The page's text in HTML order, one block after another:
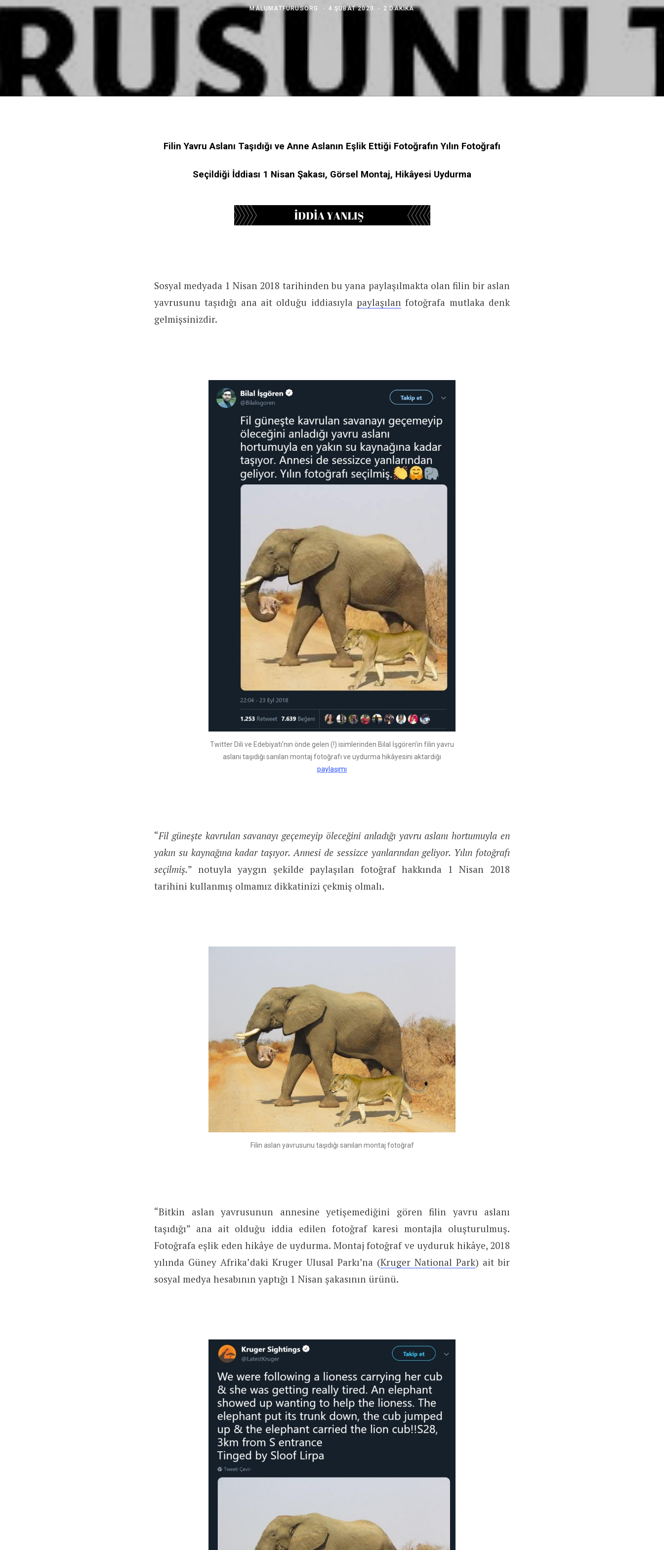
MALUMATFURUSORG 4 ŞUBAT 2020 2 DAKIKA
Filin Yavru Aslanı Taşıdığı ve Anne Aslanın Eşlik Ettiği Fotoğrafın Yılın Fotoğrafı
Seçildiği İddiası 1 Nisan Şakası, Görsel Montaj, Hikâyesi Uydurma
Sosyal medyada 1 Nisan 2018 tarihinden bu yana paylaşılmakta olan filin bir aslan
yavrusunu taşıdığı ana ait olduğu iddiasıyla paylaşılan fotoğrafa mutlaka denk
gelmişsinizdir.
Twitter Dili ve Edebiyatı’nın önde gelen (!) isimlerinden Bilal İşgören’in filin yavru
aslanı taşıdığı sanılan montaj fotoğrafı ve uydurma hikâyesini aktardığı
paylaşımı
“Fil güneşte kavrulan savanayı geçemeyip öleceğini anladığı yavru aslanı hortumuyla en
yakın su kaynağına kadar taşıyor. Annesi de sessizce yanlarından geliyor. Yılın fotoğrafı
seçilmiş.” notuyla yaygın şekilde paylaşılan fotoğraf hakkında 1 Nisan 2018
tarihini kullanmış olmamız dikkatinizi çekmiş olmalı.
Filin aslan yavrusunu taşıdığı sanılan montaj fotoğraf
“Bitkin aslan yavrusunun annesine yetişemediğini gören filin yavru aslanı
taşıdığı” ana ait olduğu iddia edilen fotoğraf karesi montajla oluşturulmuş.
Fotoğrafa eşlik eden hikâye de uydurma. Montaj fotoğraf ve uyduruk hikâye, 2018
yılında Güney Afrika’daki Kruger Ulusal Parkı’na (Kruger National Park) ait bir
sosyal medya hesabının yaptığı 1 Nisan şakasının ürünü.